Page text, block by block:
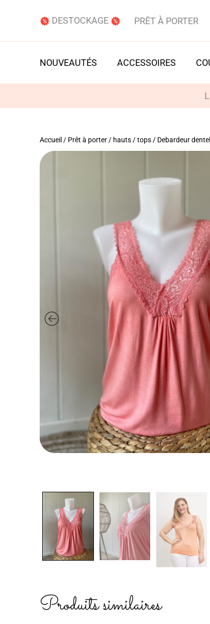
DESTOCKAGE PRÊT À PORTER
NOUVEAUTÉS ACCESSOIRES
Accueil / Prêt à porter / hauts / tops / Debardeur
Produits similaires